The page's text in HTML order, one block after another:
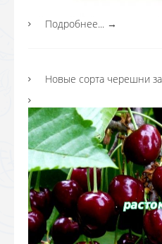
Подробнее... →
Новые сорта черешни